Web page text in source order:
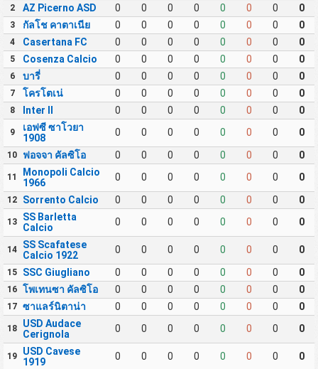
2 AZ Picerno ASD 0 0 0 0 0 0 0 0
3 กัลโช คาตาเนีย 0 0 0 0 0 0 0 0
4 Casertana FC 0 0 0 0 0 0 0 0
5 Cosenza Calcio 0 0 0 0 0 0 0 0
6 บารี่ 0 0 0 0 0 0 0 0
7 โครโตเน่ 0 0 0 0 0 0 0 0
8 Inter II 0 0 0 0 0 0 0 0
9
เอฟซี ซาโวยา
1908
0 0 0 0 0 0 0 0
10 ฟอจจา คัลซิโอ 0 0 0 0 0 0 0 0
11
Monopoli Calcio
1966
0 0 0 0 0 0 0 0
12 Sorrento Calcio 0 0 0 0 0 0 0 0
13
SS Barletta
Calcio
0 0 0 0 0 0 0 0
14
SS Scafatese
Calcio 1922
0 0 0 0 0 0 0 0
15 SSC Giugliano 0 0 0 0 0 0 0 0
16 โพเทนซา คัลซิโอ 0 0 0 0 0 0 0 0
17 ซาแลร์นิตาน่า 0 0 0 0 0 0 0 0
18
USD Audace
Cerignola
0 0 0 0 0 0 0 0
19
USD Cavese
1919
0 0 0 0 0 0 0 0